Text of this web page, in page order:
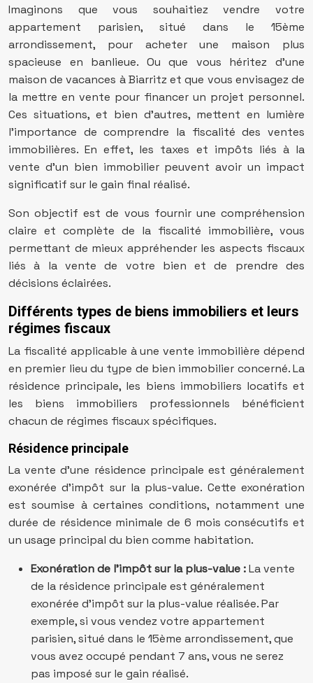
Imaginons que vous souhaitiez vendre votre
appartement parisien, situé dans le 15ème
arrondissement, pour acheter une maison plus
spacieuse en banlieue. Ou que vous héritez d’une
maison de vacances à Biarritz et que vous envisagez de
la mettre en vente pour financer un projet personnel.
Ces situations, et bien d’autres, mettent en lumière
l’importance de comprendre la fiscalité des ventes
immobilières. En effet, les taxes et impôts liés à la
vente d’un bien immobilier peuvent avoir un impact
significatif sur le gain final réalisé.
Son objectif est de vous fournir une compréhension
claire et complète de la fiscalité immobilière, vous
permettant de mieux appréhender les aspects fiscaux
liés à la vente de votre bien et de prendre des
décisions éclairées.
Différents types de biens immobiliers et leurs
régimes fiscaux
La fiscalité applicable à une vente immobilière dépend
en premier lieu du type de bien immobilier concerné. La
résidence principale, les biens immobiliers locatifs et
les biens immobiliers professionnels bénéficient
chacun de régimes fiscaux spécifiques.
Résidence principale
La vente d’une résidence principale est généralement
exonérée d’impôt sur la plus-value. Cette exonération
est soumise à certaines conditions, notamment une
durée de résidence minimale de 6 mois consécutifs et
un usage principal du bien comme habitation.
Exonération de l’impôt sur la plus-value :La vente
de la résidence principale est généralement
exonérée d’impôt sur la plus-value réalisée. Par
exemple, si vous vendez votre appartement
parisien, situé dans le 15ème arrondissement, que
vous avez occupé pendant 7 ans, vous ne serez
pas imposé sur le gain réalisé.